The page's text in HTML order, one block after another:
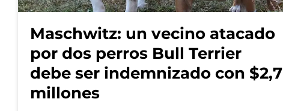
Maschwitz: un vecino atacado
por dos perros Bull Terrier
debe ser indemnizado con $2,7
millones